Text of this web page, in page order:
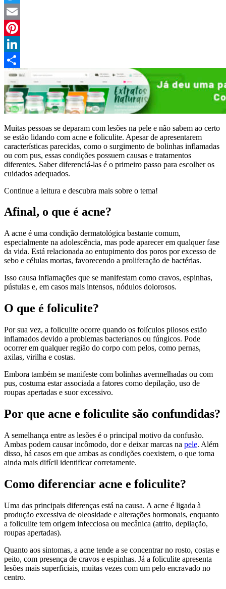
Twitter
Email
Pinterest
LinkedIn
Compartilhar
Muitas pessoas se deparam com lesões na pele e não sabem ao certo
se estão lidando com acne e foliculite. Apesar de apresentarem
características parecidas, como o surgimento de bolinhas inflamadas
ou com pus, essas condições possuem causas e tratamentos
diferentes. Saber diferenciá-las é o primeiro passo para escolher os
cuidados adequados.
Continue a leitura e descubra mais sobre o tema!
Afinal, o que é acne?
A acne é uma condição dermatológica bastante comum,
especialmente na adolescência, mas pode aparecer em qualquer fase
da vida. Está relacionada ao entupimento dos poros por excesso de
sebo e células mortas, favorecendo a proliferação de bactérias.
Isso causa inflamações que se manifestam como cravos, espinhas,
pústulas e, em casos mais intensos, nódulos dolorosos.
O que é foliculite?
Por sua vez, a foliculite ocorre quando os folículos pilosos estão
inflamados devido a problemas bacterianos ou fúngicos. Pode
ocorrer em qualquer região do corpo com pelos, como pernas,
axilas, virilha e costas.
Embora também se manifeste com bolinhas avermelhadas ou com
pus, costuma estar associada a fatores como depilação, uso de
roupas apertadas e suor excessivo.
Por que acne e foliculite são confundidas?
A semelhança entre as lesões é o principal motivo da confusão.
Ambas podem causar incômodo, dor e deixar marcas na pele. Além
disso, há casos em que ambas as condições coexistem, o que torna
ainda mais difícil identificar corretamente.
Como diferenciar acne e foliculite?
Uma das principais diferenças está na causa. A acne é ligada à
produção excessiva de oleosidade e alterações hormonais, enquanto
a foliculite tem origem infecciosa ou mecânica (atrito, depilação,
roupas apertadas).
Quanto aos sintomas, a acne tende a se concentrar no rosto, costas e
peito, com presença de cravos e espinhas. Já a foliculite apresenta
lesões mais superficiais, muitas vezes com um pelo encravado no
centro.